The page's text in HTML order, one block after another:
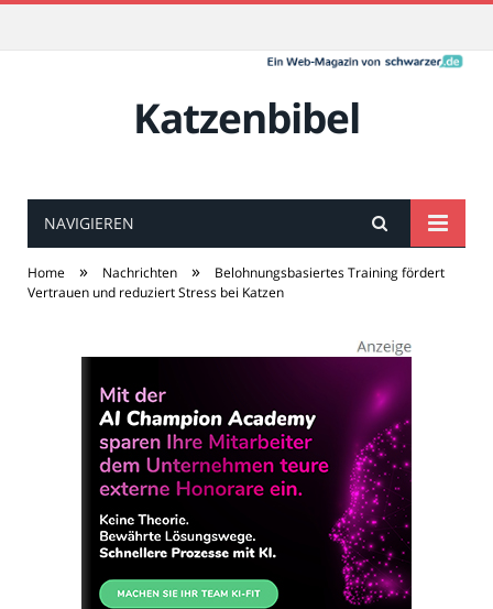
Katzenbibel
NAVIGIEREN
Home » Nachrichten »
Belohnungsbasiertes Training fördert
Vertrauen und reduziert Stress bei Katzen